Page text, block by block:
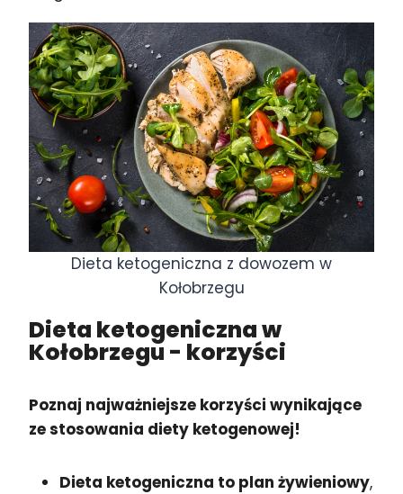
Dieta ketogeniczna z dowozem w
Kołobrzegu
Dieta ketogeniczna w
Kołobrzegu - korzyści
Poznaj najważniejsze korzyści wynikające
ze stosowania diety ketogenowej!
Dieta ketogeniczna to plan żywieniowy,